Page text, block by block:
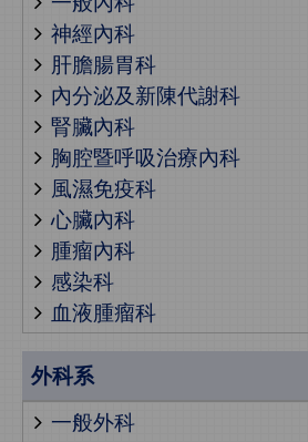
神經內科
肝膽腸胃科
內分泌及新陳代謝科
腎臟內科
胸腔暨呼吸治療內科
風濕免疫科
心臟內科
腫瘤內科
感染科
血液腫瘤科
外科系
一般外科